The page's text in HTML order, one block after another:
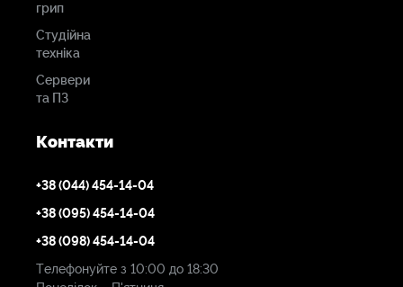
грип
Студійна
техніка
Сервери
та ПЗ
Контакти
+38 (044) 454-14-04
+38 (095) 454-14-04
+38 (098) 454-14-04
Телефонуйте з 10:00 до 18:30